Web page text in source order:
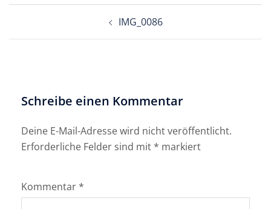
BeitragsnavigationIMG_0086
Schreibe einen Kommentar
Deine E-Mail-Adresse wird nicht veröffentlicht.
Erforderliche Felder sind mit * markiert
Kommentar *